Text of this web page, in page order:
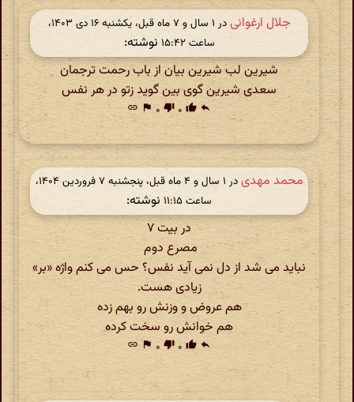
جلال ارغوانی
در ‫۱ سال و ۷ ماه قبل، یکشنبه ۱۶ دی ۱۴۰۳،
ساعت ۱۵:۴۲
نوشته:
شیرین لب شیرین بیان از باب رحمت ترجمان
سعدی شیرین گوی بین گوید زتو در هر نفس
reply
thumb_up ۰ thumb_down ۰ flag
link
محمد مهدی
در ‫۱ سال و ۴ ماه قبل، پنجشنبه ۷ فروردین ۱۴۰۴،
ساعت ۱۱:۱۵
نوشته:
در بیت ۷
مصرع دوم
نباید می شد‌ از دل نمی آید نفس؟ حس می کنم واژه «بر»
زیادی هست.
هم عروض و وزنش رو بهم زده
هم خوانش رو سخت کرده
reply
thumb_up ۰ thumb_down ۰ flag
link